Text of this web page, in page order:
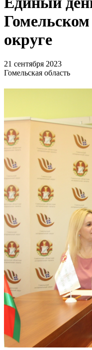
округе
21 сентября 2023
Гомельская область